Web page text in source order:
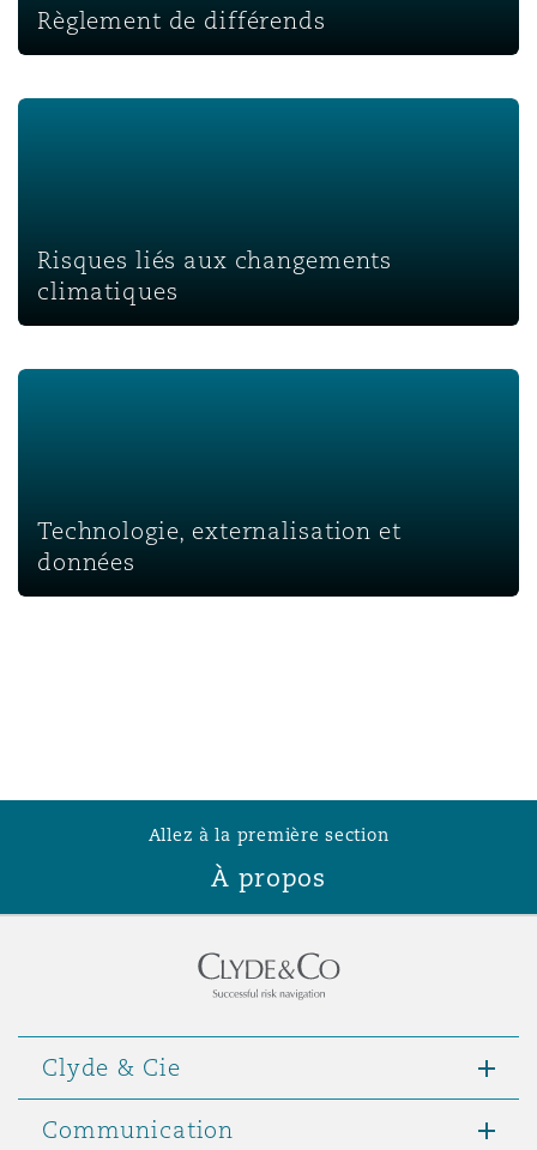
Règlement de différends
Risques liés aux changements climatiques
Risques liés aux changements
climatiques
Technologie, externalisation et données
Technologie, externalisation et
données
Allez à la première section
À propos
Clyde & Cie
Communication